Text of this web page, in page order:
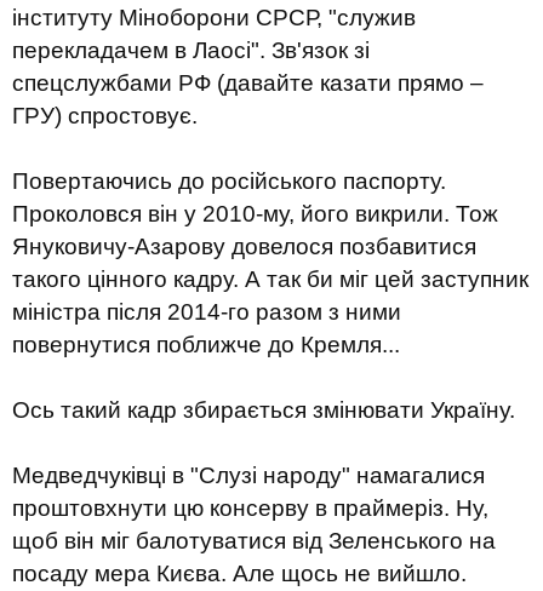
інституту Міноборони СРСР, "служив
перекладачем в Лаосі". Зв'язок зі
спецслужбами РФ (давайте казати прямо –
ГРУ) спростовує.
Повертаючись до російського паспорту.
Проколовся він у 2010-му, його викрили. Тож
Януковичу-Азарову довелося позбавитися
такого цінного кадру. А так би міг цей заступник
міністра після 2014-го разом з ними
повернутися поближче до Кремля...
Ось такий кадр збирається змінювати Україну.
Медведчуківці в "Слузі народу" намагалися
проштовхнути цю консерву в праймеріз. Ну,
щоб він міг балотуватися від Зеленського на
посаду мера Києва. Але щось не вийшло.